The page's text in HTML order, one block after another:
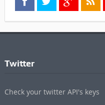
Twitter
Check your twitter API's keys